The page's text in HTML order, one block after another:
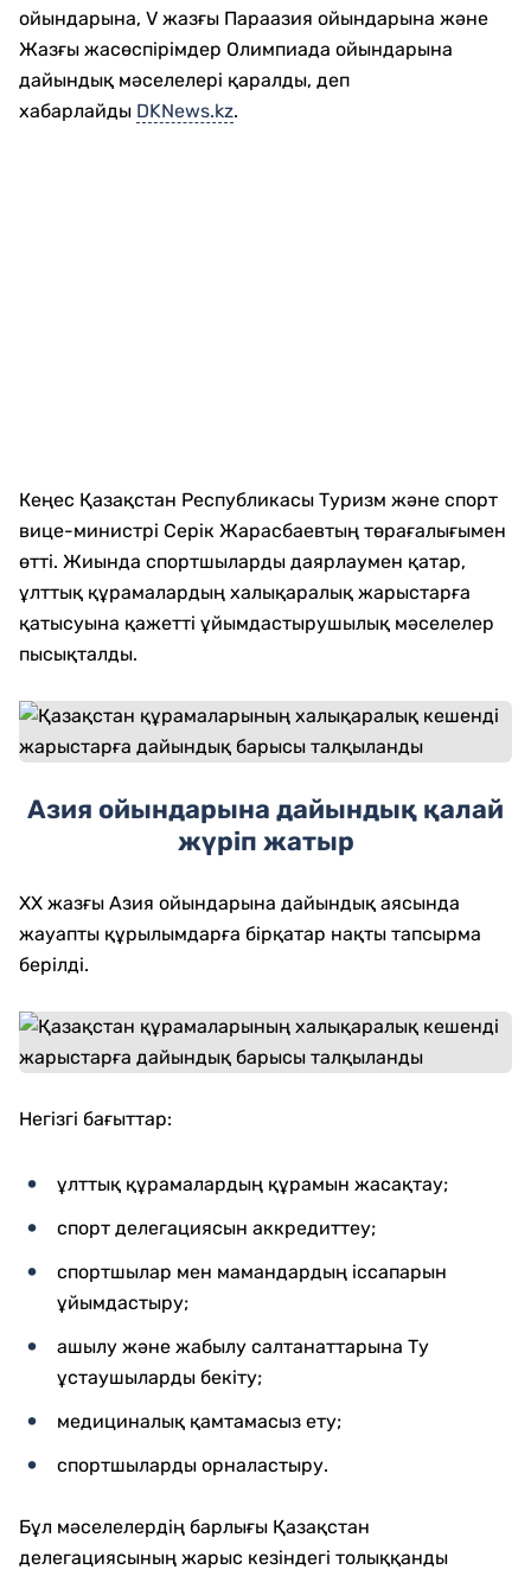
ойындарына, V жазғы Параазия ойындарына және
Жазғы жасөспірімдер Олимпиада ойындарына
дайындық мәселелері қаралды, деп
хабарлайды DKNews.kz.
Кеңес Қазақстан Республикасы Туризм және спорт
вице-министрі Серік Жарасбаевтың төрағалығымен
өтті. Жиында спортшыларды даярлаумен қатар,
ұлттық құрамалардың халықаралық жарыстарға
қатысуына қажетті ұйымдастырушылық мәселелер
пысықталды.
Азия ойындарына дайындық қалай
жүріп жатыр
XX жазғы Азия ойындарына дайындық аясында
жауапты құрылымдарға бірқатар нақты тапсырма
берілді.
Негізгі бағыттар:
ұлттық құрамалардың құрамын жасақтау;
спорт делегациясын аккредиттеу;
спортшылар мен мамандардың іссапарын
ұйымдастыру;
ашылу және жабылу салтанаттарына Ту
ұстаушыларды бекіту;
медициналық қамтамасыз ету;
спортшыларды орналастыру.
Бұл мәселелердің барлығы Қазақстан
делегациясының жарыс кезіндегі толыққанды